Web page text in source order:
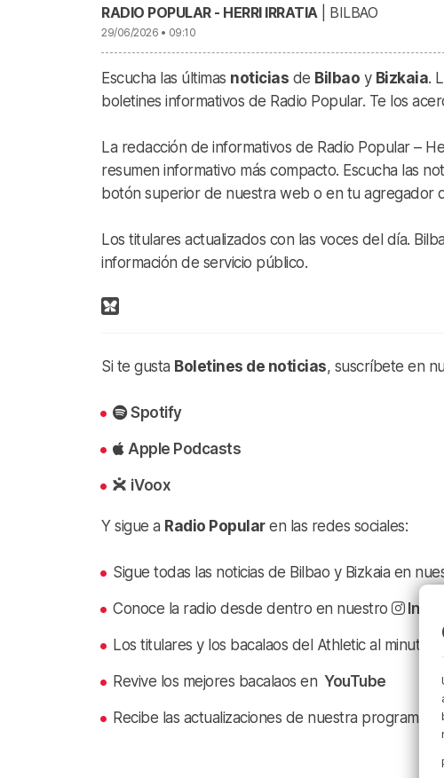
RADIO POPULAR - HERRI IRRATIA| BILBAO
29/06/2026 • 09:10
Escucha las últimas noticias de Bilbao y Bizkaia.
boletines informativos de Radio Popular. Te los
La redacción de informativos de Radio Popular –
resumen informativo más compacto. Escucha las
botón superior de nuestra web o en tu agregador
Los titulares actualizados con las voces del día.
información de servicio público.
Si te gusta Boletines de noticias, suscríbete en
Spotify
Apple Podcasts
iVoox
Y sigue a Radio Popularen las redes sociales:
Sigue todas las noticias de Bilbao y Bizkaia en
Conoce la radio desde dentro en nuestro
Los titulares y los bacalaos del Athletic al minuto
Revive los mejores bacalaos en YouTube
Recibe las actualizaciones de nuestra